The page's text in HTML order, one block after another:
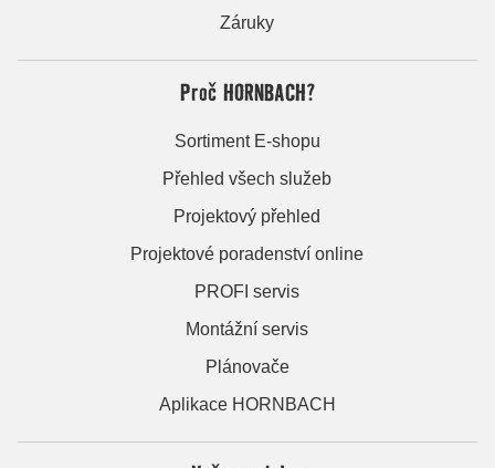
Záruky
Proč HORNBACH?
Sortiment E-shopu
Přehled všech služeb
Projektový přehled
Projektové poradenství online
PROFI servis
Montážní servis
Plánovače
Aplikace HORNBACH